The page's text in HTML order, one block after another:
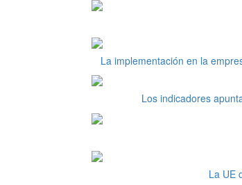
La implementación en la
Los indicadores
La UE